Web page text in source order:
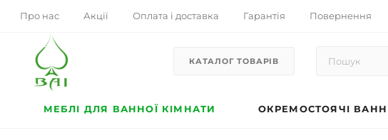
Про нас Акції Оплата і доставка Гарантія Повернення
КАТАЛОГ ТОВАРІВ
МЕБЛІ ДЛЯ ВАННОЇ КІМНАТИ ОКРЕМОСТОЯЧІ